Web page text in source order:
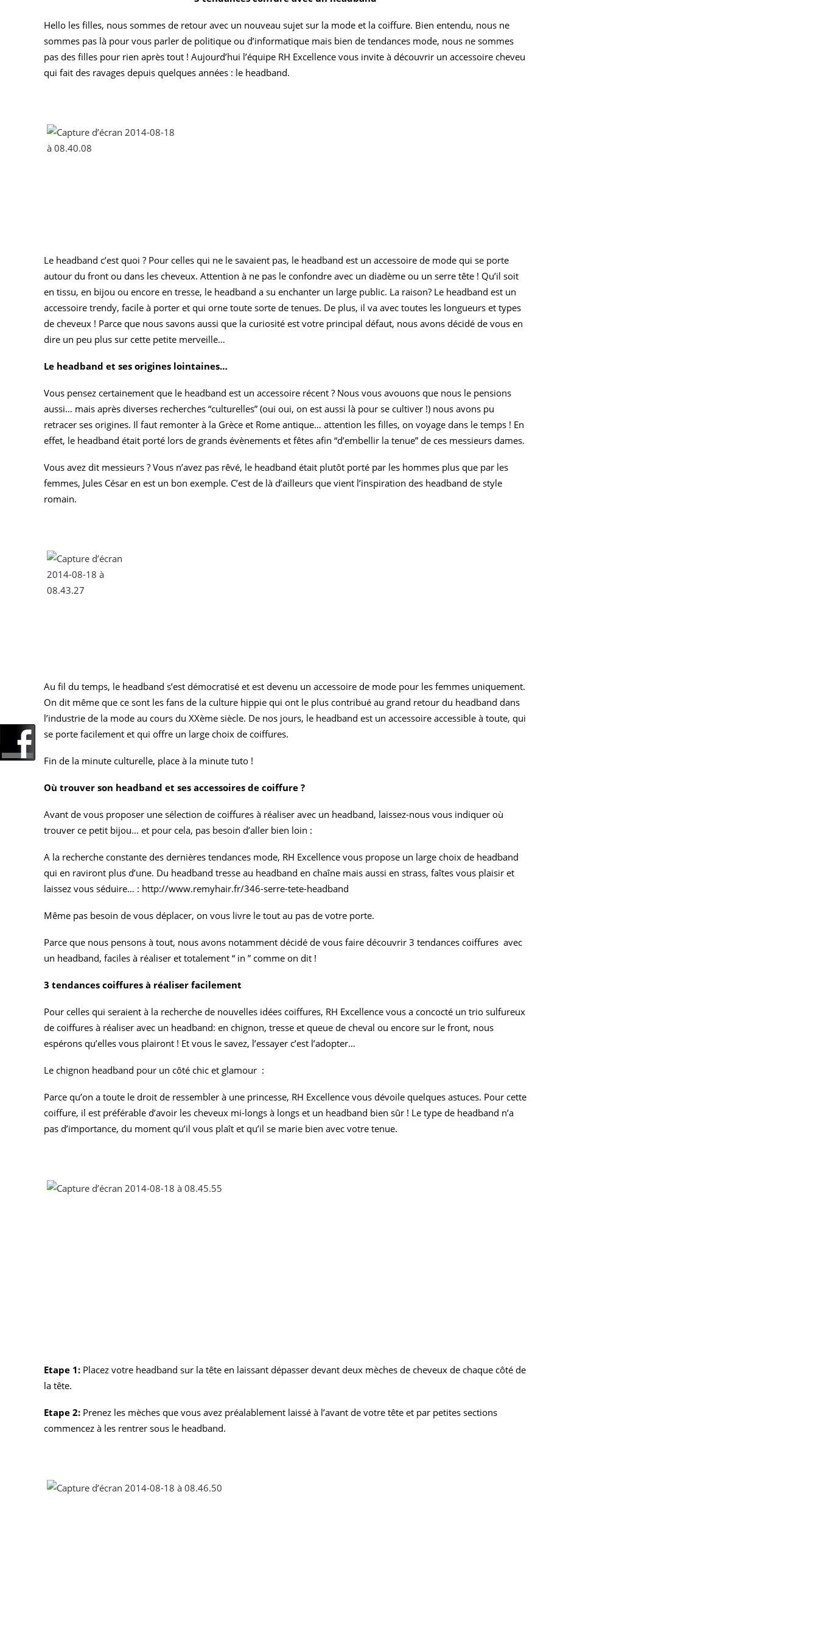
Hello les filles, nous sommes de retour avec un nouveau sujet sur la mode et la coiffure. Bien entendu, nous ne
sommes pas là pour vous parler de politique ou d’informatique mais bien de tendances mode, nous ne sommes
pas des filles pour rien après tout ! Aujourd’hui l’équipe RH Excellence vous invite à découvrir un accessoire cheveu
qui fait des ravages depuis quelques années : le headband.
Le headband c’est quoi ? Pour celles qui ne le savaient pas, le headband est un accessoire de mode qui se porte
autour du front ou dans les cheveux. Attention à ne pas le confondre avec un diadème ou un serre tête ! Qu’il soit
en tissu, en bijou ou encore en tresse, le headband a su enchanter un large public. La raison? Le headband est un
accessoire trendy, facile à porter et qui orne toute sorte de tenues. De plus, il va avec toutes les longueurs et types
de cheveux ! Parce que nous savons aussi que la curiosité est votre principal défaut, nous avons décidé de vous en
dire un peu plus sur cette petite merveille…
Le headband et ses origines lointaines…
Vous pensez certainement que le headband est un accessoire récent ? Nous vous avouons que nous le pensions
aussi… mais après diverses recherches “culturelles” (oui oui, on est aussi là pour se cultiver !) nous avons pu
retracer ses origines. Il faut remonter à la Grèce et Rome antique… attention les filles, on voyage dans le temps ! En
effet, le headband était porté lors de grands évènements et fêtes afin “d’embellir la tenue” de ces messieurs dames.
Vous avez dit messieurs ? Vous n’avez pas rêvé, le headband était plutôt porté par les hommes plus que par les
femmes, Jules César en est un bon exemple. C’est de là d’ailleurs que vient l’inspiration des headband de style
romain.
Au fil du temps, le headband s’est démocratisé et est devenu un accessoire de mode pour les femmes uniquement.
On dit même que ce sont les fans de la culture hippie qui ont le plus contribué au grand retour du headband dans
l’industrie de la mode au cours du XXème siècle. De nos jours, le headband est un accessoire accessible à toute, qui
se porte facilement et qui offre un large choix de coiffures.
Fin de la minute culturelle, place à la minute tuto !
Où trouver son headband et ses accessoires de coiffure ?
Avant de vous proposer une sélection de coiffures à réaliser avec un headband, laissez-nous vous indiquer où
trouver ce petit bijou… et pour cela, pas besoin d’aller bien loin :
A la recherche constante des dernières tendances mode, RH Excellence vous propose un large choix de headband
qui en raviront plus d’une. Du headband tresse au headband en chaîne mais aussi en strass, faîtes vous plaisir et
laissez vous séduire… : http://www.remyhair.fr/346-serre-tete-headband
Même pas besoin de vous déplacer, on vous livre le tout au pas de votre porte.
Parce que nous pensons à tout, nous avons notamment décidé de vous faire découvrir 3 tendances coiffures avec
un headband, faciles à réaliser et totalement “ in ” comme on dit !
3 tendances coiffures à réaliser facilement
Pour celles qui seraient à la recherche de nouvelles idées coiffures, RH Excellence vous a concocté un trio sulfureux
de coiffures à réaliser avec un headband: en chignon, tresse et queue de cheval ou encore sur le front, nous
espérons qu’elles vous plairont ! Et vous le savez, l’essayer c’est l’adopter…
Le chignon headband pour un côté chic et glamour :
Parce qu’on a toute le droit de ressembler à une princesse, RH Excellence vous dévoile quelques astuces. Pour cette
coiffure, il est préférable d’avoir les cheveux mi-longs à longs et un headband bien sûr ! Le type de headband n’a
pas d’importance, du moment qu’il vous plaît et qu’il se marie bien avec votre tenue.
Etape 1: Placez votre headband sur la tête en laissant dépasser devant deux mèches de cheveux de chaque côté de
la tête.
Etape 2: Prenez les mèches que vous avez préalablement laissé à l’avant de votre tête et par petites sections
commencez à les rentrer sous le headband.